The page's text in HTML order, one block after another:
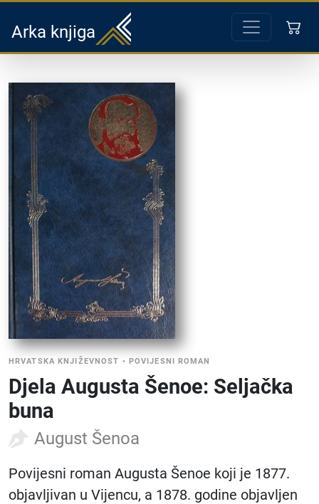
Arka knjiga
HRVATSKA KNJIŽEVNOST • POVIJESNI ROMAN
Djela Augusta Šenoe: Seljačka
buna
August Šenoa
Povijesni roman Augusta Šenoe koji je 1877.
objavljivan u Vijencu, a 1878. godine objavljen